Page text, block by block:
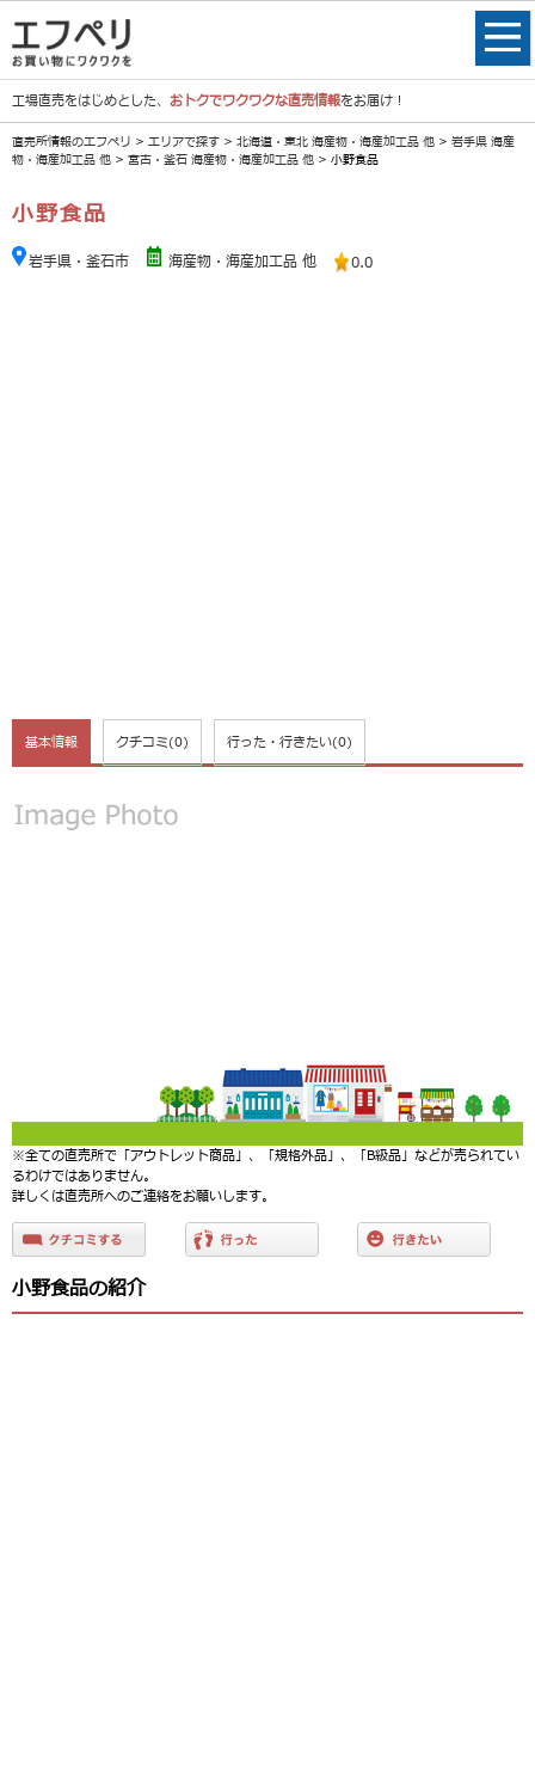
工場直売をはじめとした、 おトクでワクワクな直売情報をお届け！
直売所情報のエフペリ > エリアで探す > 北海道・東北 海産物・海産加工品 他 > 岩手県 海産
物・海産加工品 他 > 宮古・釜石 海産物・海産加工品 他 > 小野食品
小野食品
岩手県・釜石市 海産物・海産加工品 他 0.0
基本情報 クチコミ(0) 行った・行きたい(0)
※全ての直売所で「アウトレット商品」、「規格外品」、「B級品」などが売られてい
るわけではありません。
詳しくは直売所へのご連絡をお願いします。
小野食品の紹介